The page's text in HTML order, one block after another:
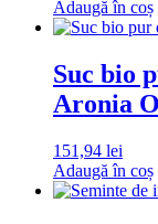
Adaugă în coș
Suc bio
Aronia
151,94 lei
Adaugă în coș